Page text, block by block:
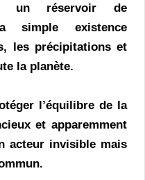
un réservoir de
simple existence
les précipitations et
la planète.
l’équilibre de la
et apparemment
acteur invisible mais